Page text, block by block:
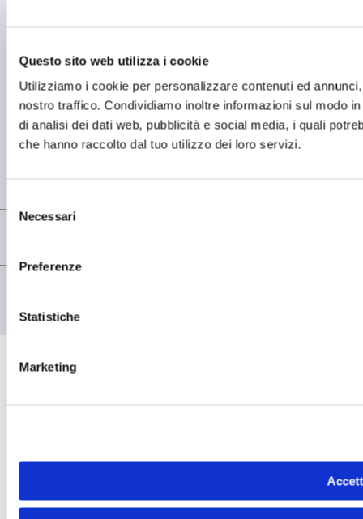
Questo sito web utilizza i cookie
Utilizziamo i cookie per personalizzare contenuti ed
nostro traffico. Condividiamo inoltre informazioni sul modo
di analisi dei dati web, pubblicità e social media, i quali
che hanno raccolto dal tuo utilizzo dei loro servizi.
delNecessari
Preferenze
Statistiche
Marketing
SEDE OPERATIVA
OMCD SpA Via Megolo, 43
28877 Anzola d'Ossola (VB) Italia
Tel. (+39) 0323 836386
SEDE LEGALE